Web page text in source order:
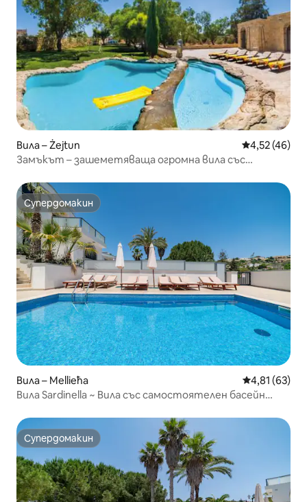
Вила – Żejtun Средна
4,52 (46)
Замъкът – зашеметяваща огромна вила със
Супердомакин
Супердомакин
Вила – Mellieħa Средна
4,81 (63)
Вила Sardinella ~ Вила със самостоятелен басейн
Супердомакин
Супердомакин